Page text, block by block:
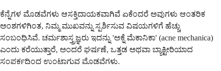
ಕೆನ್ನೆಗಳ ಮೊಡವೆಗಳು ಆಸಕ್ತಿದಾಯಕವಾಗಿವೆ ಏಕೆಂದರೆ ಅವುಗಳು ಆಂತರಿಕ
ಅಂಶಗಳಿಗಿಂತ, ನಿಮ್ಮ ಮುಖವನ್ನು ಸ್ಪರ್ಶಿಸುವ ವಿಷಯಗಳಿಗೆ ಹೆಚ್ಚು
ಸಂಬಂಧಿಸಿವೆ. ಚರ್ಮಶಾಸ್ತ್ರಜ್ಞರು ಇದನ್ನು 'ಅಕ್ನೆ ಮೆಕಾನಿಕಾ' (acne mechanica)
ಎಂದು ಕರೆಯುತ್ತಾರೆ, ಅಂದರೆ ಘರ್ಷಣೆ, ಒತ್ತಡ ಅಥವಾ ಬ್ಯಾಕ್ಟೀರಿಯಾದ
ಸಂಪರ್ಕದಿಂದ ಉಂಟಾಗುವ ಮೊಡವೆಗಳು.